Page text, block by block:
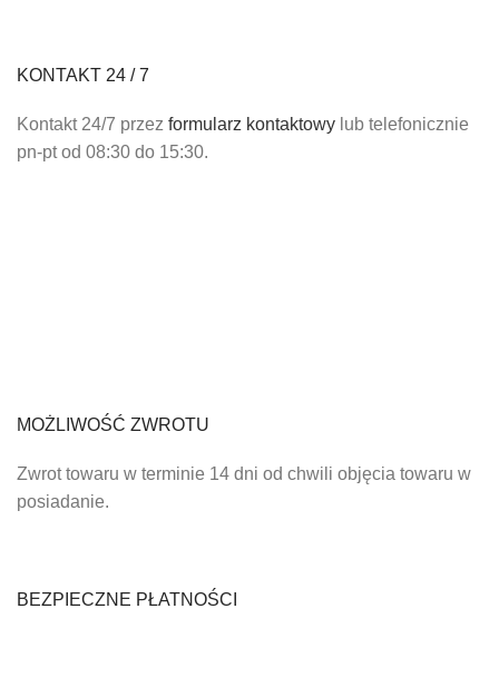
KONTAKT 24 / 7
Kontakt 24/7 przez formularz kontaktowy lub telefonicznie
pn-pt od 08:30 do 15:30.
MOŻLIWOŚĆ ZWROTU
Zwrot towaru w terminie 14 dni od chwili objęcia towaru w
posiadanie.
BEZPIECZNE PŁATNOŚCI